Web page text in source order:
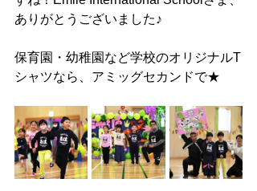
ありがとうございました♪
保育園・幼稚園など学校のオリジナルT
シャツなら、アミッグセカンドで★